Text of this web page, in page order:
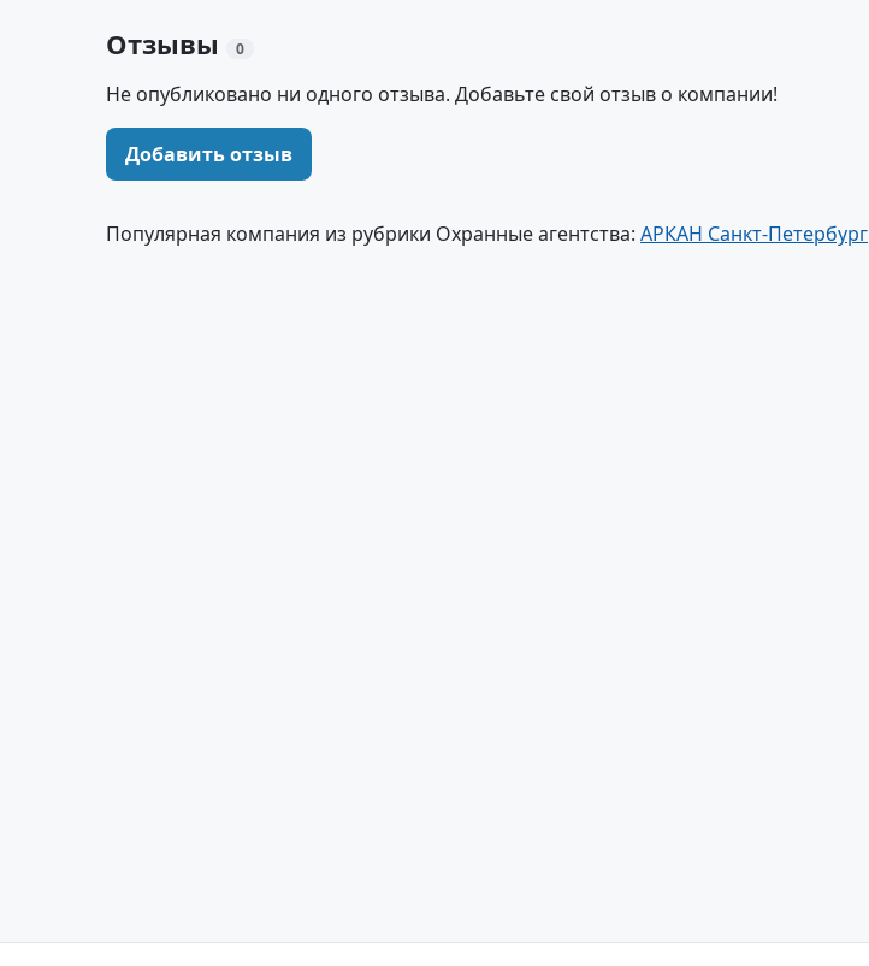
Отзывы 0
Не опубликовано ни одного отзыва. Добавьте свой отзыв о компании!
Добавить отзыв
Популярная компания из рубрики Охранные агентства: АРКАН Санкт-Петербург